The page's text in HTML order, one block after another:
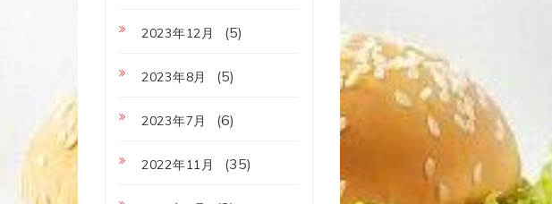
2023年12月 (5)
2023年8月 (5)
2023年7月 (6)
2022年11月 (35)